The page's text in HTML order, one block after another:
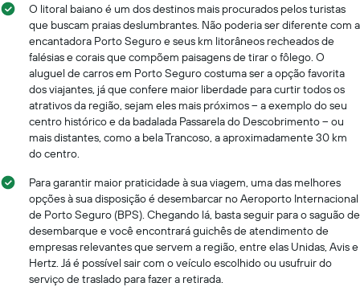
O litoral baiano é um dos destinos mais procurados pelos turistas
que buscam praias deslumbrantes. Não poderia ser diferente com a
encantadora Porto Seguro e seus km litorâneos recheados de
falésias e corais que compõem paisagens de tirar o fôlego. O
aluguel de carros em Porto Seguro costuma ser a opção favorita
dos viajantes, já que confere maior liberdade para curtir todos os
atrativos da região, sejam eles mais próximos – a exemplo do seu
centro histórico e da badalada Passarela do Descobrimento – ou
mais distantes, como a bela Trancoso, a aproximadamente 30 km
do centro.
Para garantir maior praticidade à sua viagem, uma das melhores
opções à sua disposição é desembarcar no Aeroporto Internacional
de Porto Seguro (BPS). Chegando lá, basta seguir para o saguão de
desembarque e você encontrará guichês de atendimento de
empresas relevantes que servem a região, entre elas Unidas, Avis e
Hertz. Já é possível sair com o veículo escolhido ou usufruir do
serviço de traslado para fazer a retirada.